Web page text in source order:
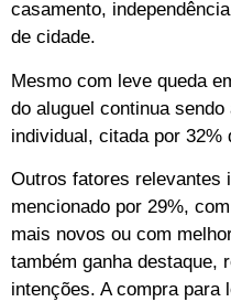
casamento,
de cidade.
Mesmo com leve queda
do aluguel continua
individual, citada por 32%
Outros fatores relevantes
mencionado por 29%,
mais novos ou com
também ganha destaque,
intenções. A compra para